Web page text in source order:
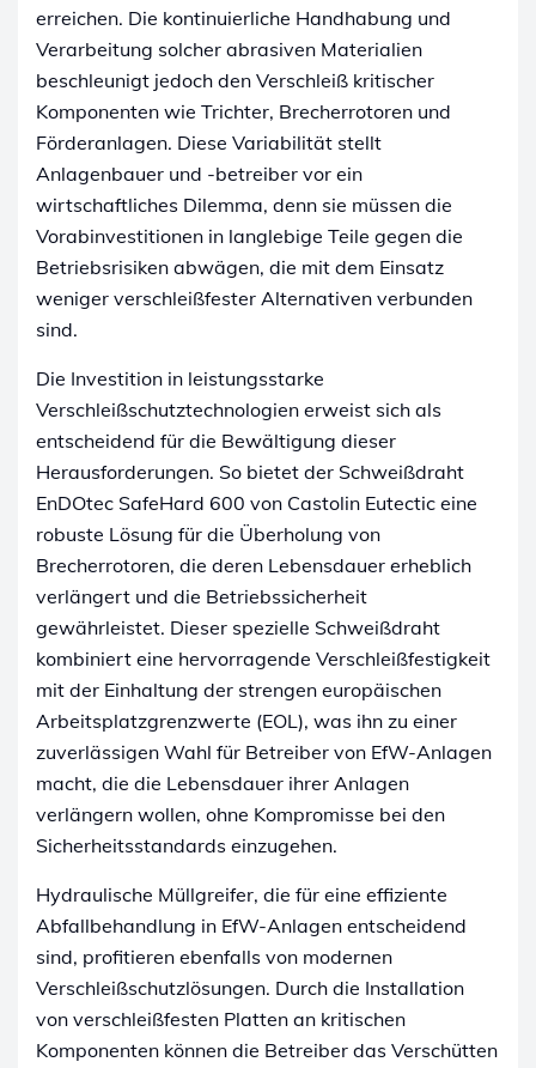
erreichen. Die kontinuierliche Handhabung und
Verarbeitung solcher abrasiven Materialien
beschleunigt jedoch den Verschleiß kritischer
Komponenten wie Trichter, Brecherrotoren und
Förderanlagen. Diese Variabilität stellt
Anlagenbauer und -betreiber vor ein
wirtschaftliches Dilemma, denn sie müssen die
Vorabinvestitionen in langlebige Teile gegen die
Betriebsrisiken abwägen, die mit dem Einsatz
weniger verschleißfester Alternativen verbunden
sind.
Die Investition in leistungsstarke
Verschleißschutztechnologien erweist sich als
entscheidend für die Bewältigung dieser
Herausforderungen. So bietet der Schweißdraht
EnDOtec SafeHard 600 von Castolin Eutectic eine
robuste Lösung für die Überholung von
Brecherrotoren, die deren Lebensdauer erheblich
verlängert und die Betriebssicherheit
gewährleistet. Dieser spezielle Schweißdraht
kombiniert eine hervorragende Verschleißfestigkeit
mit der Einhaltung der strengen europäischen
Arbeitsplatzgrenzwerte (EOL), was ihn zu einer
zuverlässigen Wahl für Betreiber von EfW-Anlagen
macht, die die Lebensdauer ihrer Anlagen
verlängern wollen, ohne Kompromisse bei den
Sicherheitsstandards einzugehen.
Hydraulische Müllgreifer, die für eine effiziente
Abfallbehandlung in EfW-Anlagen entscheidend
sind, profitieren ebenfalls von modernen
Verschleißschutzlösungen. Durch die Installation
von verschleißfesten Platten an kritischen
Komponenten können die Betreiber das Verschütten